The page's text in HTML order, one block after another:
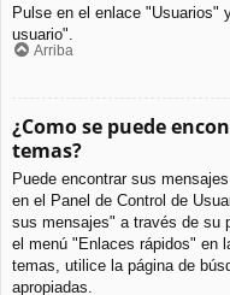
Pulse en el enlace "Usuarios"
usuario".
Arriba
¿Como se puede
temas?
Puede encontrar sus
en el Panel de Control de
sus mensajes" a través de su
el menú "Enlaces rápidos" en
temas, utilice la página de
apropiadas.